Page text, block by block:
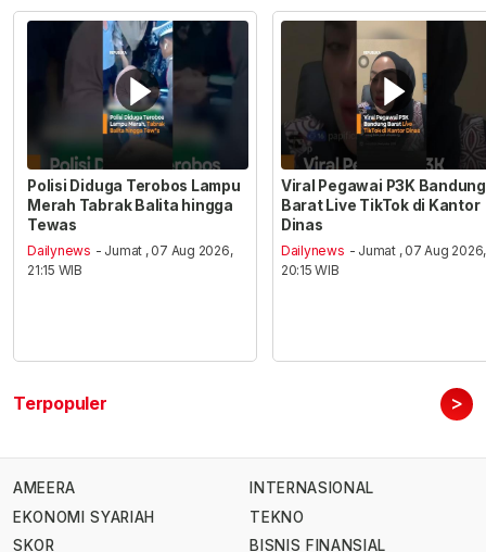
Polisi Diduga Terobos Lampu
Merah Tabrak Balita hingga
Tewas
Dailynews - Jumat , 07 Aug 2026,
21:15 WIB
Viral Pegawai P3K Bandung
Barat Live TikTok di Kantor
Dinas
Dailynews - Jumat , 07 Aug 2026,
20:15 WIB
Terpopuler >
AMEERA
EKONOMI SYARIAH
SKOR
INTERNASIONAL
TEKNO
BISNIS FINANSIAL